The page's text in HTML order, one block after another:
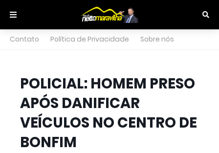
Contato Política de Privacidade Sobre nós
POLICIAL: HOMEM PRESO
APÓS DANIFICAR
VEÍCULOS NO CENTRO DE
BONFIM